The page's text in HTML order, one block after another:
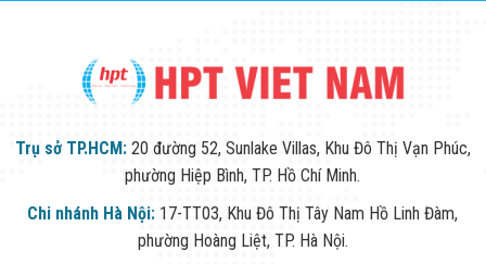
Trụ sở TP.HCM: 20 đường 52, Sunlake Villas, Khu Đô Thị Vạn Phúc,
phường Hiệp Bình, TP. Hồ Chí Minh.
Chi nhánh Hà Nội: 17-TT03, Khu Đô Thị Tây Nam Hồ Linh Đàm,
phường Hoàng Liệt, TP. Hà Nội.